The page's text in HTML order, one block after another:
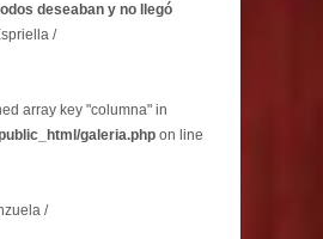
deseaban y no llegó
/
array key "columna" in
galeria.php on line
/